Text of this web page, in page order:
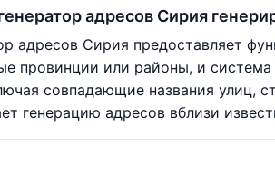
адресов Сирия
адресов Сирия предоставляет
провинции или районы, и
совпадающие названия улиц,
генерацию адресов вблизи